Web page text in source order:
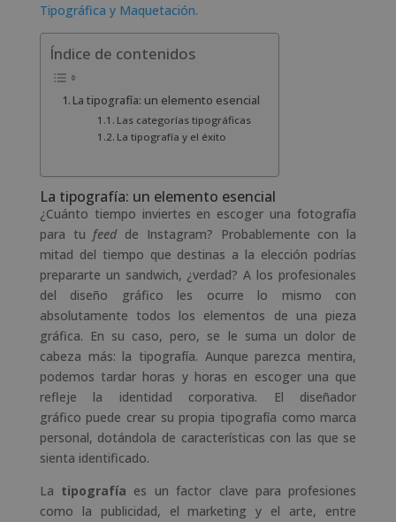
Tipográfica y Maquetación.
Índice de contenidos
La tipografía: un elemento esencial
Las categorías tipográficas
La tipografía y el éxito
La tipografía: un elemento esencial
¿Cuánto tiempo inviertes en escoger una fotografía
para tufeed de Instagram? Probablemente con la
mitad del tiempo que destinas a la elección podrías
prepararte un sandwich, ¿verdad? A los profesionales
del diseño gráfico les ocurre lo mismo con
absolutamente todos los elementos de una pieza
gráfica. En su caso, pero, se le suma un dolor de
cabeza más: la tipografía. Aunque parezca mentira,
podemos tardar horas y horas en escoger una que
refleje la identidad corporativa. El diseñador
gráfico puede crear su propia tipografía como marca
personal, dotándola de características con las que se
sienta identificado.
La tipografía es un factor clave para profesiones
como la publicidad, el marketing y el arte, entre